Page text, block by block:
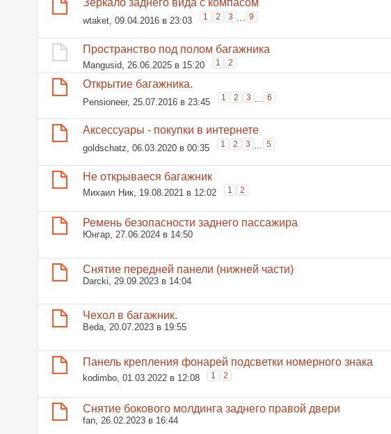
Зеркало заднего вида с компасом
wtaket, 09.04.2016 в 23:03 1 2 3 9
Пространство под полом багажника
Mangusid, 26.06.2025 в 15:20 1 2
Открытие багажника.
Pensioneer, 25.07.2016 в 23:45 1 2 3 ... 6
Аксессуары - покупки в интернете
goldschatz , 06.03.2020 в 00:35 1 2 3 5
Не открываеся багажник
Михаил Ник, 19.08.2021 в 12:02 1 2
Ремень безопасности заднего пассажира
Юнгар, 27.06.2024 в 14:50
Снятие передней панели (нижней части)
Darcki , 29.09.2023 в 14:04
Чехол в багажник.
Beda, 20.07.2023 в 19:55
Панель крепления фонарей подсветки номерного знака
kodimbo, 01.03.2022 в 12:08 1 2
Снятие бокового молдинга заднего правой двери
fan, 26.02.2023 в 16:44